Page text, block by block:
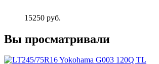
15250 руб.
Вы просматривали